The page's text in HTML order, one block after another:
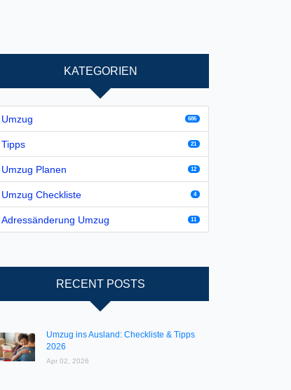
KATEGORIEN
Umzug 686
Tipps 21
Umzug Planen 12
Umzug Checkliste 4
Adressänderung Umzug 11
RECENT POSTS
Umzug ins Ausland: Checkliste & Tipps
2026
Apr 02, 2026